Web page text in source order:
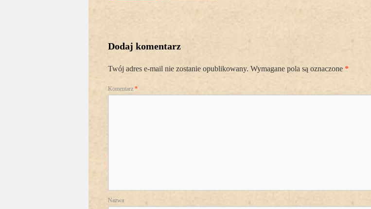
Dodaj komentarz
Twój adres e-mail nie zostanie opublikowany. Wymagane pola są oznaczone *
Komentarz *
Nazwa